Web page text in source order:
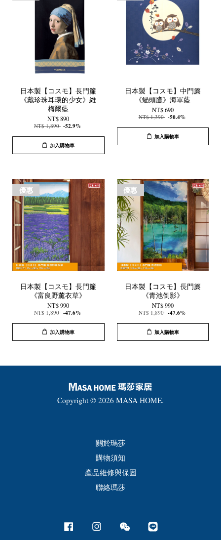
日本製【コスモ】長門簾
《戴珍珠耳環的少女》維
梅爾藍
NT$ 890
NT$ 1,890 -52.9%
加入購物車
日本製【コスモ】中門簾
《貓頭鷹》海軍藍
NT$ 690
NT$ 1,390 -50.4%
加入購物車
優惠
日本製【コスモ】長門簾
《富良野薰衣草》
NT$ 990
NT$ 1,890 -47.6%
加入購物車
優惠
日本製【コスモ】長門簾
《青池倒影》
NT$ 990
NT$ 1,890 -47.6%
加入購物車
Copyright © 2026 MASA HOME.
關於瑪莎
購物須知
產品維修與保固
聯絡瑪莎
Facebook Instagram Wechat